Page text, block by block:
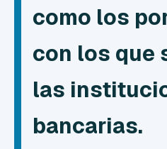
como los
con los que
las
bancarias.